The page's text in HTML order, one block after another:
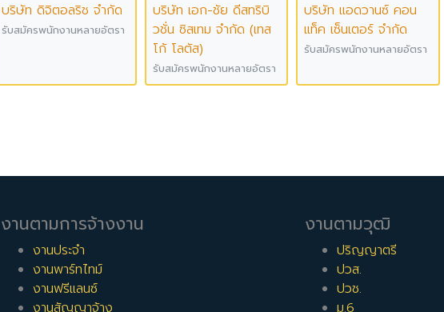
บริษัท ดิจิตอลริช จำกัด
รับสมัครพนักงานหลายอัตรา
บริษัท เอก-ชัย ดีสทริบิ
วชั่น ซิสเทม จำกัด (เทส
โก้ โลตัส)
รับสมัครพนักงานหลายอัตรา
บริษัท แอดวานซ์ คอน
แท็ค เซ็นเตอร์ จำกัด
รับสมัครพนักงานหลายอัตรา
งานตามการจ้างงาน
งานประจำ
งานพาร์ทไทม์
งานฟรีแลนซ์
งานตามวุฒิ
ปริญญาตรี
ปวส.
ปวช.